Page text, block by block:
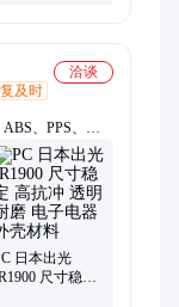
洽谈
及时
、PPS、
日本出光
尺寸稳定